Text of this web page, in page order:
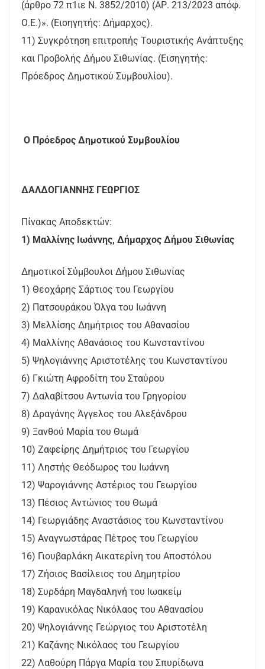
(άρθρο 72 π1ιε Ν. 3852/2010) (ΑΡ. 213/2023 απόφ.
Ο.Ε.)». (Εισηγητής: Δήμαρχος).
11) Συγκρότηση επιτροπής Τουριστικής Ανάπτυξης
και Προβολής Δήμου Σιθωνίας. (Εισηγητής:
Πρόεδρος Δημοτικού Συμβουλίου).
Ο Πρόεδρος Δημοτικού Συμβουλίου
ΔΑΛΔΟΓΙΑΝΝΗΣ ΓΕΩΡΓΙΟΣ
Πίνακας Αποδεκτών:
1) Μαλλίνης Ιωάννης, Δήμαρχος Δήμου Σιθωνίας
Δημοτικοί Σύμβουλοι Δήμου Σιθωνίας
1) Θεοχάρης Σάρτιος του Γεωργίου
2) Πατσουράκου Όλγα του Ιωάννη
3) Μελλίσης Δημήτριος του Αθανασίου
4) Μαλλίνης Αθανάσιος του Κωνσταντίνου
5) Ψηλογιάννης Αριστοτέλης του Κωνσταντίνου
6) Γκιώτη Αφροδίτη του Σταύρου
7) Δαλαβίτσου Αντωνία του Γρηγορίου
8) Δραγάνης Άγγελος του Αλεξάνδρου
9) Ξανθού Μαρία του Θωμά
10) Ζαφείρης Δημήτριος του Γεωργίου
11) Ληστής Θεόδωρος του Ιωάννη
12) Ψαρογιάννης Αστέριος του Γεωργίου
13) Πέσιος Αντώνιος του Θωμά
14) Γεωργιάδης Αναστάσιος του Κωνσταντίνου
15) Αναγνωστάρας Πέτρος του Γεωργίου
16) Γιουβαρλάκη Αικατερίνη του Αποστόλου
17) Ζήσιος Βασίλειος του Δημητρίου
18) Συρδάρη Μαγδαληνή του Ιωακείμ
19) Καρανικόλας Νικόλαος του Αθανασίου
20) Ψηλογιάννης Γεώργιος του Αριστοτέλη
21) Καζάνης Νικόλαος του Γεωργίου
22) Λαθούρη Πάργα Μαρία του Σπυρίδωνα